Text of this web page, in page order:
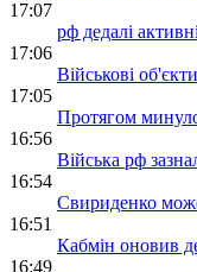
17:07
рф дедалі
17:06
Військові
17:05
Протягом
16:56
Війська рф
16:54
Свириденко
16:51
Кабмін оновив
16:49